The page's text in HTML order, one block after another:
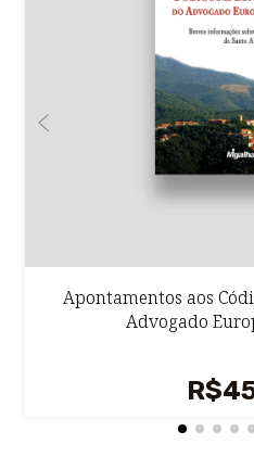
Apontamentos aos
Advogado